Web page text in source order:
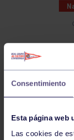
Consentimiento
Esta página web
Las cookies de